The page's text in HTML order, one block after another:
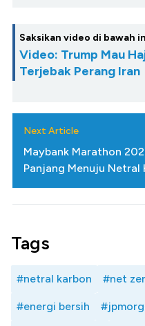
Saksikan video di bawah
Video: Trump Mau
Terjebak Perang Iran
Next Article
Maybank Marathon
Panjang Menuju Netral
Tags
#netral karbon #net
#energi bersih